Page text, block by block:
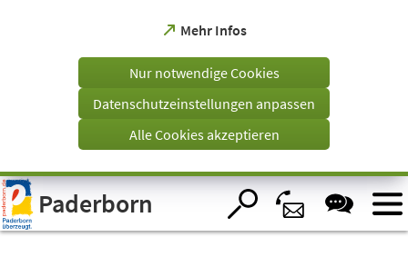
Visuelle
Assistenzsoftware
öffnen.
Mehr Infos
(Öffnet
einem
Tab)
Nur notwendige Cookies
Datenschutzeinstellungen anpassen
Alle Cookies akzeptieren
Paderborn